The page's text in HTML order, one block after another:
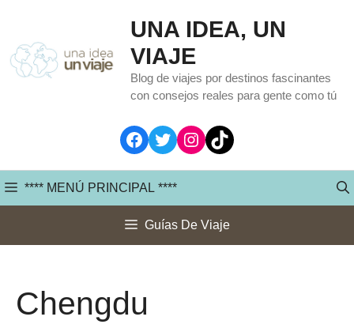
contenido
UNA IDEA, UN
VIAJE
Blog de viajes por destinos fascinantes
con consejos reales para gente como tú
Facebook
TwitterInstagram
TikTok
**** MENÚ PRINCIPAL ****
Guías De Viaje
Chengdu